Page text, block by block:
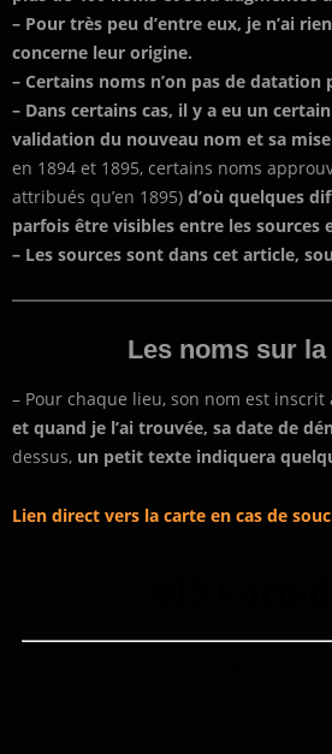
– Pour très peu d’entre eux, je n’ai
concerne leur origine.
– Certains noms n’on pas de datation
– Dans certains cas, il y a eu un
validation du nouveau nom et sa
en 1894 et 1895, certains noms
attribués qu’en 1895) d’où quelques
parfois être visibles entre les sources
– Les sources sont dans cet article,
Les noms sur
– Pour chaque lieu, son nom est inscrit
et quand je l’ai trouvée, sa date de
dessus, un petit texte indiquera
Lien direct vers la carte en cas de